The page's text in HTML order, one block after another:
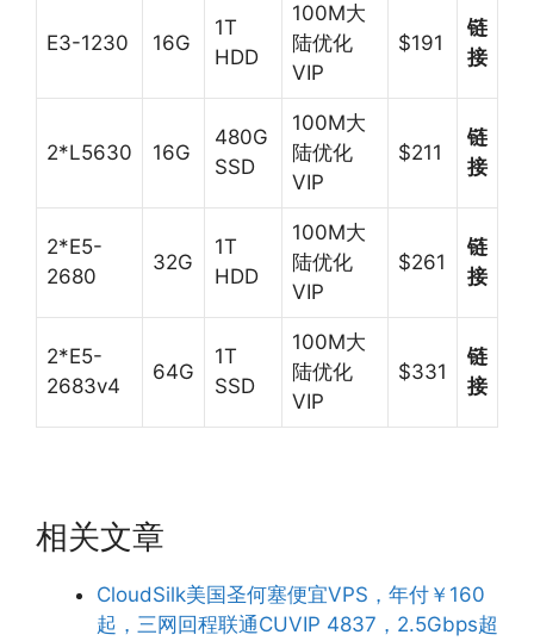
E3-1230 16G
1T
HDD
100M大
陆优化
VIP
$191
链
接
2*L5630 16G
480G
SSD
100M大
陆优化
VIP
$211
链
接
2*E5-
2680
32G
1T
HDD
100M大
陆优化
VIP
$261
链
接
2*E5-
2683v4
64G
1T
SSD
100M大
陆优化
VIP
$331
链
接
相关文章
CloudSilk美国圣何塞便宜VPS，年付￥160
起，三网回程联通CUVIP 4837，2.5Gbps超